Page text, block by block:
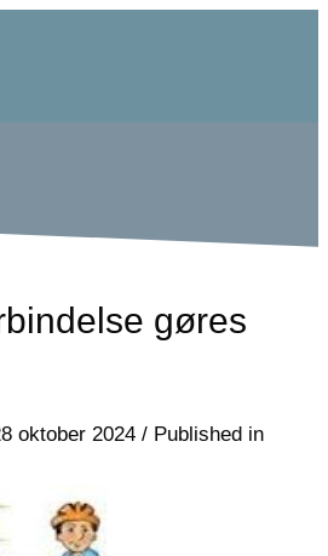
gøres
oktober 2024 / Published in